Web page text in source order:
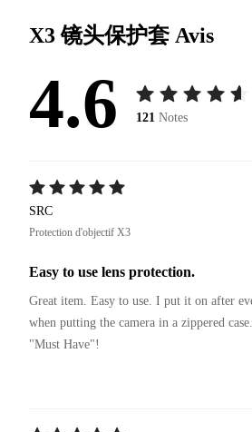
X3 镜头保护套 Avis
4.6 121 Notes
SRC
Protection d'objectif X3
Easy to use lens protection.
Great item. Easy to use. I put it on after
when putting the camera in a zippered
"Must Have"!